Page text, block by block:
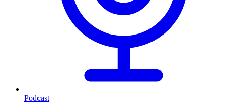
Podcast